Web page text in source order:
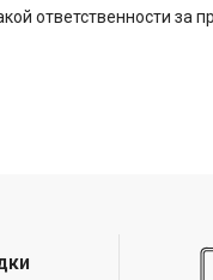
ответственности за